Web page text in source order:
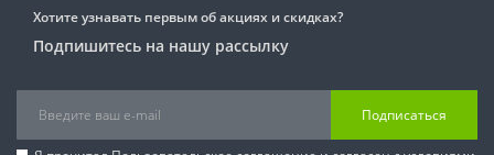
Хотите узнавать первым об акциях и скидках?
Подпишитесь на нашу рассылку
Подписаться